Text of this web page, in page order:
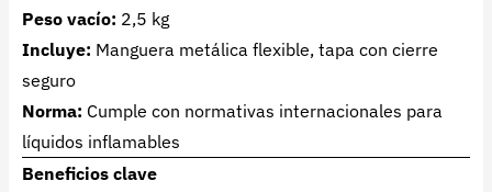
Peso vacío: 2,5 kg
Incluye: Manguera metálica flexible, tapa con cierre
seguro
Norma: Cumple con normativas internacionales para
líquidos inflamables
Beneficios clave